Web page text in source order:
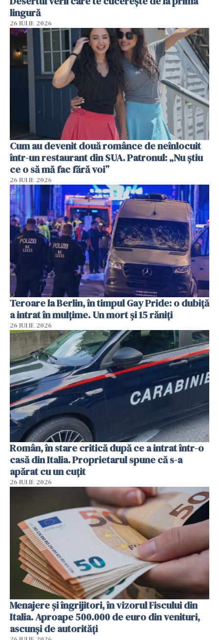
lingură
26 IULIE 2026
Cum au devenit două românce de neînlocuit
într-un restaurant din SUA. Patronul: „Nu știu
ce o să mă fac fără voi”
26 IULIE 2026
Teroare la Berlin, în timpul Gay Pride: o dubiță
a intrat în mulțime. Un mort și 15 răniți
26 IULIE 2026
Român, în stare critică după ce a intrat într-o
casă din Italia. Proprietarul spune că s-a
apărat cu un cuțit
26 IULIE 2026
Menajere și îngrijitori, în vizorul Fiscului din
Italia. Aproape 500.000 de euro din venituri,
ascunși de autorități